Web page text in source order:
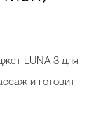
LUNA 3 для
и готовит